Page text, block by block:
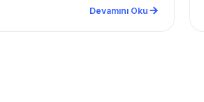
Devamını Oku